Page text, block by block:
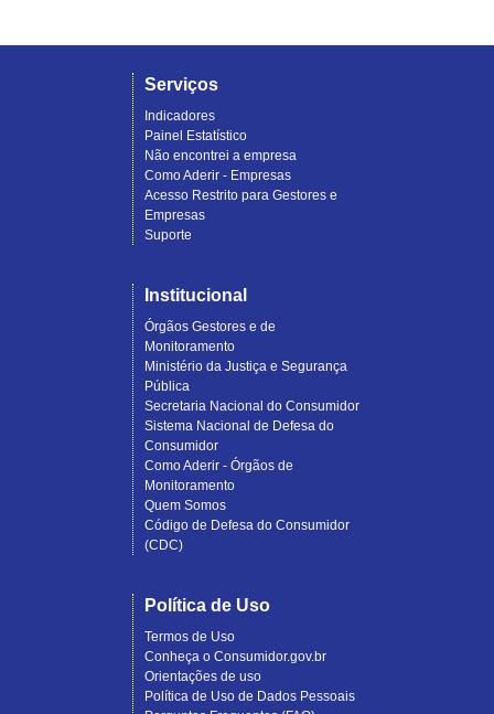
Serviços
Indicadores
Painel Estatístico
Não encontrei a empresa
Como Aderir - Empresas
Acesso Restrito para Gestores e
Empresas
Suporte
Institucional
Órgãos Gestores e de
Monitoramento
Ministério da Justiça e Segurança
Pública
Secretaria Nacional do Consumidor
Sistema Nacional de Defesa do
Consumidor
Como Aderir - Órgãos de
Monitoramento
Quem Somos
Código de Defesa do Consumidor
(CDC)
Política de Uso
Termos de Uso
Conheça o Consumidor.gov.br
Orientações de uso
Política de Uso de Dados Pessoais